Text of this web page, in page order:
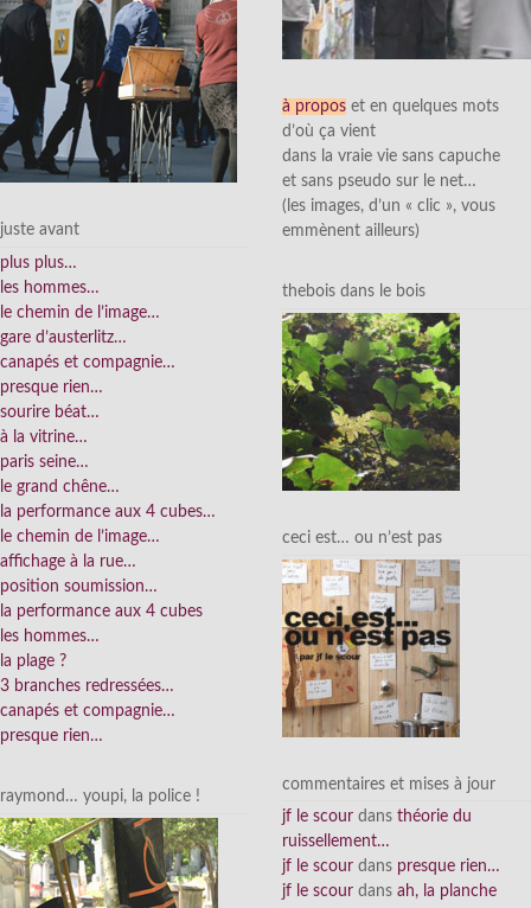
juste avant
plus plus…
les hommes…
le chemin de l’image…
gare d’austerlitz…
canapés et compagnie…
presque rien…
sourire béat…
à la vitrine…
paris seine…
le grand chêne…
la performance aux 4 cubes…
le chemin de l’image…
affichage à la rue…
position soumission…
la performance aux 4 cubes
les hommes…
la plage ?
3 branches redressées…
canapés et compagnie…
presque rien…
raymond… youpi, la police !
à propos et en quelques mots
d’où ça vient
dans la vraie vie sans capuche
et sans pseudo sur le net…
(les images, d’un « clic », vous
emmènent ailleurs)
thebois dans le bois
ceci est… ou n’est pas
commentaires et mises à jour
jf le scour dans théorie du
ruissellement…
jf le scour dans presque rien…
jf le scour dans ah, la planche